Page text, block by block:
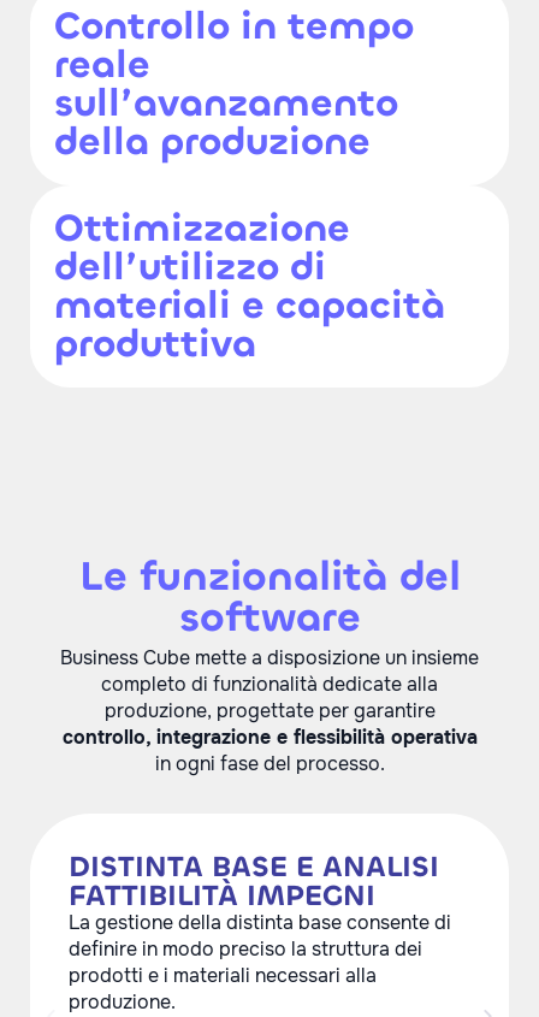
Controllo in tempo
reale
sull’avanzamento
della produzione
Ottimizzazione
dell’utilizzo di
materiali e capacità
produttiva
Le funzionalità del
software
Business Cube mette a disposizione un insieme
completo di funzionalità dedicate alla
produzione, progettate per garantire
controllo, integrazione e flessibilità operativa
in ogni fase del processo.
DISTINTA BASE E ANALISI
FATTIBILITÀ IMPEGNI
La gestione della distinta base consente di
definire in modo preciso la struttura dei
prodotti e i materiali necessari alla
produzione.